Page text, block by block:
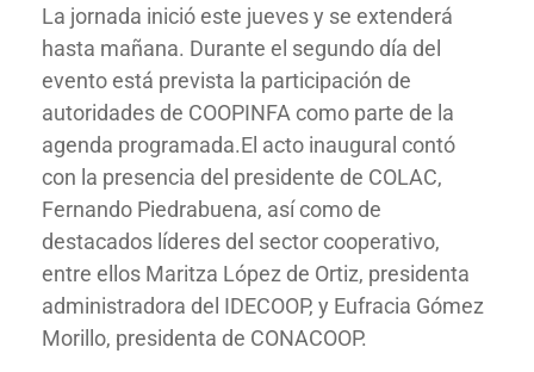
La jornada inició este jueves y se extenderá
hasta mañana. Durante el segundo día del
evento está prevista la participación de
autoridades de COOPINFA como parte de la
agenda programada.El acto inaugural contó
con la presencia del presidente de COLAC,
Fernando Piedrabuena, así como de
destacados líderes del sector cooperativo,
entre ellos Maritza López de Ortiz, presidenta
administradora del IDECOOP, y Eufracia Gómez
Morillo, presidenta de CONACOOP.